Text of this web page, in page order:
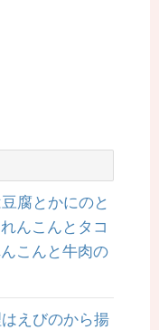
腐とかにのと
んこんとタコ
こんと牛肉の
えびのから揚